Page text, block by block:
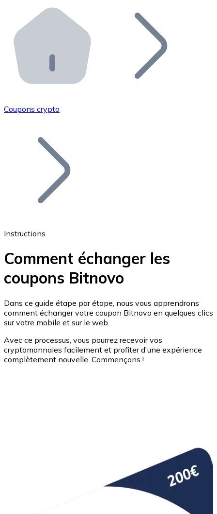
Distributeurs automatiques Bitnovo
Intégrez un ATM Bitnovo dans votre entreprise et
API Bitnovo
Intégrez notre API dans votre écosystème.
Rejoignez notre réseau de distributeurs et
Ajoutez le token de votre projet à notre service
Bitcoin
BTC
Coupons crypto
Instructions
Comment échanger les
coupons Bitnovo
Dans ce guide étape par étape, nous vous apprendrons
comment échanger votre coupon Bitnovo en quelques clics
sur votre mobile et sur le web.
Avec ce processus, vous pourrez recevoir vos
cryptomonnaies facilement et profiter d'une expérience
complètement nouvelle. Commençons !